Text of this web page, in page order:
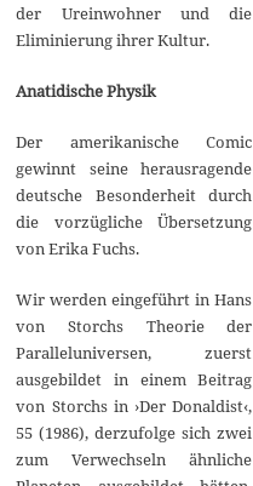
der Ureinwohner und die
Eliminierung ihrer Kultur.
Anatidische Physik
Der amerikanische Comic
gewinnt seine herausragende
deutsche Besonderheit durch
die vorzügliche Übersetzung
von Erika Fuchs.
Wir werden eingeführt in Hans
von Storchs Theorie der
Paralleluniversen, zuerst
ausgebildet in einem Beitrag
von Storchs in ›Der Donaldist‹,
55 (1986), derzufolge sich zwei
zum Verwechseln ähnliche